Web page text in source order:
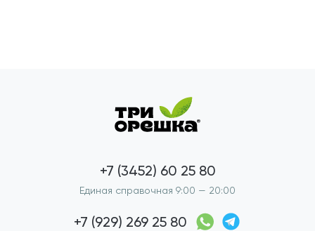
+7 (3452) 60 25 80
Единая справочная 9:00 — 20:00
+7 (929) 269 25 80